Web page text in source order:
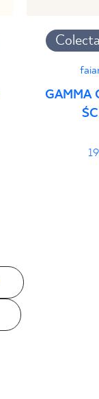
GAMMA